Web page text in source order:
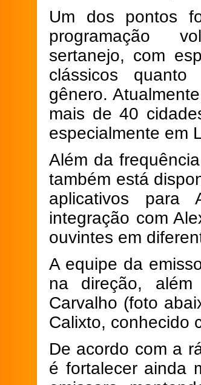
Um dos pontos
programação
sertanejo, com
clássicos
gênero.
mais de 40
especialmente em
Além da
também está
aplicativos
integração com
ouvintes em
A equipe da
na direção, além
Carvalho (foto
Calixto, conhecido
De acordo com a
é fortalecer ainda